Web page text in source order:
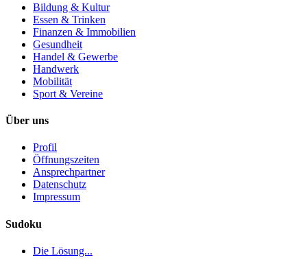
Bildung & Kultur
Essen & Trinken
Finanzen & Immobilien
Gesundheit
Handel & Gewerbe
Handwerk
Mobilität
Sport & Vereine
Über uns
Profil
Öffnungszeiten
Ansprechpartner
Datenschutz
Impressum
Sudoku
Die Lösung...